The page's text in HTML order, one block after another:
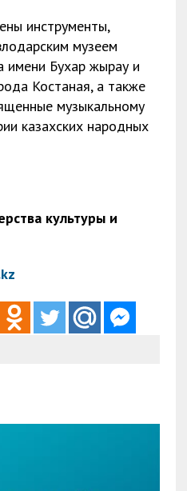
инструменты,
музеем
имени Бухар жырау и
Костаная, а также
музыкальному
казахских народных
культуры и